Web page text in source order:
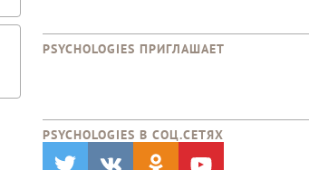
PSYCHOLOGIES ПРИГЛАШАЕТ
PSYCHOLOGIES В CОЦ.СЕТЯХ